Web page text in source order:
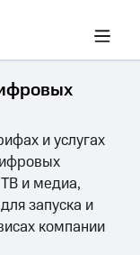
и услугах
и медиа,
запуска и
компании